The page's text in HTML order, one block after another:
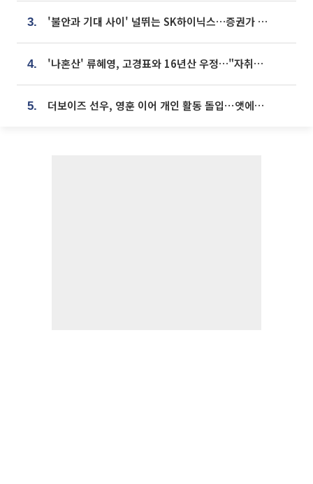
3. '불안과 기대 사이' 널뛰는 SK하이닉스…증권가 "HBM4·LTA 기반 펀터멘털 견고"
4. '나혼산' 류혜영, 고경표와 16년산 우정…"자취방서 부모님과 마주쳐"
5. 더보이즈 선우, 영훈 이어 개인 활동 돌입⋯앳에어리어와 전속계약